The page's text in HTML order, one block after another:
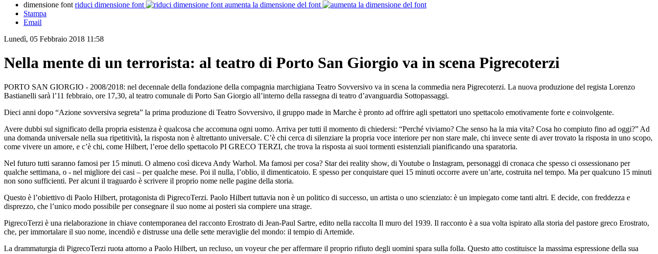
dimensione font riduci dimensione font
aumenta la dimensione del font
Stampa
Email
Lunedì, 05 Febbraio 2018 11:58
Nella mente di un terrorista: al teatro di Porto San Giorgio va in scena Pigrecoterzi
PORTO SAN GIORGIO - 2008/2018: nel decennale della fondazione della compagnia marchigiana Teatro Sovversivo va in scena la commedia nera Pigrecoterzi. La nuova produzione del regista Lorenzo
Bastianelli sarà l’11 febbraio, ore 17,30, al teatro comunale di Porto San Giorgio all’interno della rassegna di teatro d’avanguardia Sottopassaggi.
Dieci anni dopo “Azione sovversiva segreta” la prima produzione di Teatro Sovversivo, il gruppo made in Marche è pronto ad offrire agli spettatori uno spettacolo emotivamente forte e coinvolgente.
Avere dubbi sul significato della propria esistenza è qualcosa che accomuna ogni uomo. Arriva per tutti il momento di chiedersi: “Perché viviamo? Che senso ha la mia vita? Cosa ho compiuto fino ad oggi?” Ad
una domanda universale nella sua ripetitività, la risposta non è altrettanto universale. C’è chi cerca di silenziare la propria voce interiore per non stare male, chi invece sente di aver trovato la risposta in uno scopo,
come vivere un amore, e c’è chi, come Hilbert, l’eroe dello spettacolo PI GRECO TERZI, che trova la risposta ai suoi tormenti esistenziali pianificando una sparatoria.
Nel futuro tutti saranno famosi per 15 minuti. O almeno così diceva Andy Warhol. Ma famosi per cosa? Star dei reality show, di Youtube o Instagram, personaggi di cronaca che spesso ci ossessionano per
qualche settimana, o - nel migliore dei casi – per qualche mese. Poi il nulla, l’oblio, il dimenticatoio. E spesso per conquistare quei 15 minuti occorre avere un’arte, costruita nel tempo. Ma per qualcuno 15 minuti
non sono sufficienti. Per alcuni il traguardo è scrivere il proprio nome nelle pagine della storia.
Questo è l’obiettivo di Paolo Hilbert, protagonista di PigrecoTerzi. Paolo Hilbert tuttavia non è un politico di successo, un artista o uno scienziato: è un impiegato come tanti altri. E decide, con freddezza e
disprezzo, che l’unico modo possibile per consegnare il suo nome ai posteri sia compiere una strage.
PigrecoTerzi è una rielaborazione in chiave contemporanea del racconto Erostrato di Jean-Paul Sartre, edito nella raccolta Il muro del 1939. Il racconto è a sua volta ispirato alla storia del pastore greco Erostrato,
che, per immortalare il suo nome, incendiò e distrusse una delle sette meraviglie del mondo: il tempio di Artemide.
La drammaturgia di PigrecoTerzi ruota attorno a Paolo Hilbert, un recluso, un voyeur che per affermare il proprio rifiuto degli uomini spara sulla folla. Questo atto costituisce la massima espressione della sua